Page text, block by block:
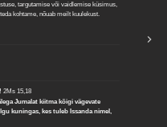
targutamise või vaidlemise küsimus,
kohtame, nõuab meilt kuulekust.
2Ms 15,18
Jumalat kiitma kõigi vägevate
kuningas, kes tuleb Issanda nimel,